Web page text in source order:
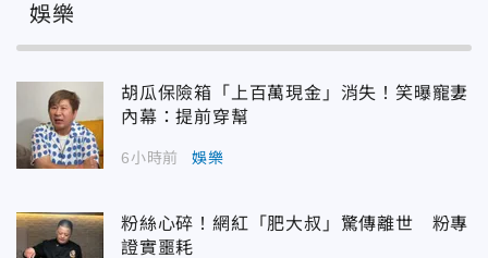
娛樂
胡瓜保險箱「上百萬現金」消失！笑曝寵妻
內幕：提前穿幫
6小時前 娛樂
粉絲心碎！網紅「肥大叔」驚傳離世 粉專
證實噩耗